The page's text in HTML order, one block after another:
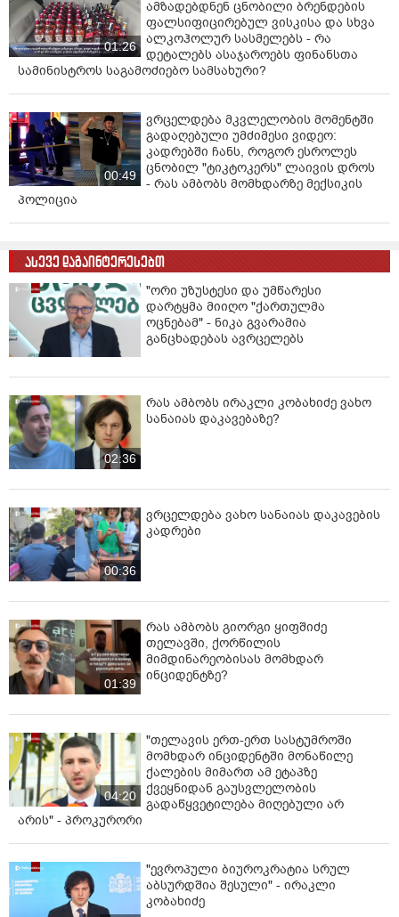
01:26
ამზადებდნენ ცნობილი ბრენდების
ფალსიფიცირებულ ვისკისა და სხვა
ალკოჰოლურ სასმელებს - რა
დეტალებს ასაჯაროებს ფინანსთა
სამინისტროს საგამოძიებო სამსახური?
00:49
ვრცელდება მკვლელობის მომენტში
გადაღებული უმძიმესი ვიდეო:
კადრებში ჩანს, როგორ ესროლეს
ცნობილ "ტიკტოკერს" ლაივის დროს
- რას ამბობს მომხდარზე მექსიკის
პოლიცია
ასევე დაგაინტერესებთ
"ორი უზუსტესი და უმწარესი
დარტყმა მიიღო "ქართულმა
ოცნებამ" - ნიკა გვარამია
განცხადებას ავრცელებს
02:36
რას ამბობს ირაკლი კობახიძე ვახო
სანაიას დაკავებაზე?
00:36
ვრცელდება ვახო სანაიას დაკავების
კადრები
01:39
რას ამბობს გიორგი ყიფშიძე
თელავში, ქორწილის
მიმდინარეობისას მომხდარ
ინციდენტზე?
04:20
"თელავის ერთ-ერთ სასტუმროში
მომხდარ ინციდენტში მონაწილე
ქალების მიმართ ამ ეტაპზე
ქვეყნიდან გაუსვლელობის
გადაწყვეტილება მიღებული არ
არის" - პროკურორი
"ევროპული ბიუროკრატია სრულ
აბსურდშია შესული" - ირაკლი
კობახიძე